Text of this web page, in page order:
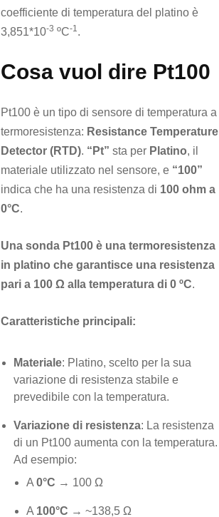
coefficiente di temperatura del platino è
3,851*10-3 ºC-1.
Cosa vuol dire Pt100
Pt100 è un tipo di sensore di temperatura a
termoresistenza: Resistance Temperature
Detector (RTD). “Pt” sta per Platino, il
materiale utilizzato nel sensore, e “100”
indica che ha una resistenza di 100 ohm a
0°C.
Una sonda Pt100 è una termoresistenza
in platino che garantisce una resistenza
pari a 100 Ω alla temperatura di 0 ºC.
Caratteristiche principali:
Materiale: Platino, scelto per la sua
variazione di resistenza stabile e
prevedibile con la temperatura.
Variazione di resistenza: La resistenza
di un Pt100 aumenta con la temperatura.
Ad esempio:
A 0°C → 100 Ω
A 100°C → ~138,5 Ω